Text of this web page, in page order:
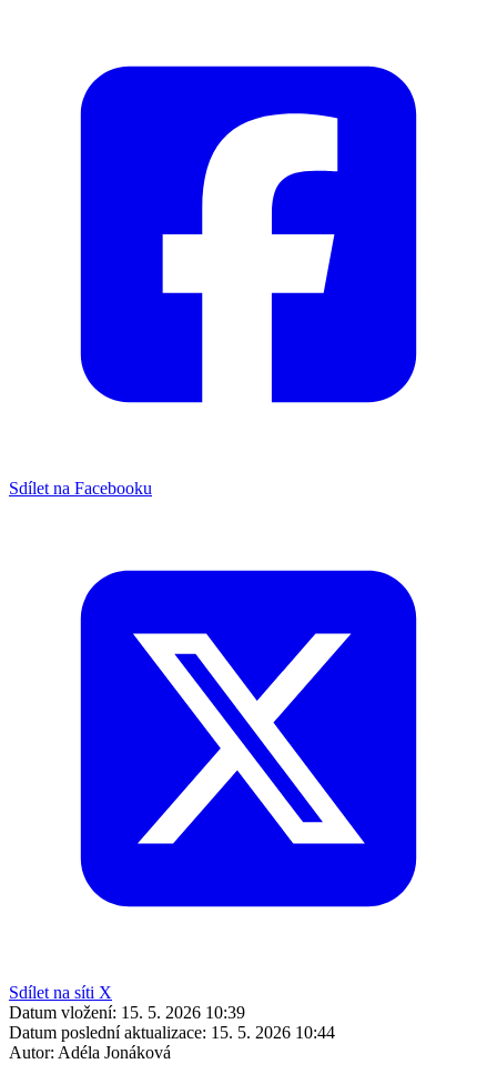
Sdílet na Facebooku
Sdílet na síti X
Datum vložení: 15. 5. 2026 10:39
Datum poslední aktualizace: 15. 5. 2026 10:44
Autor: Adéla Jonáková